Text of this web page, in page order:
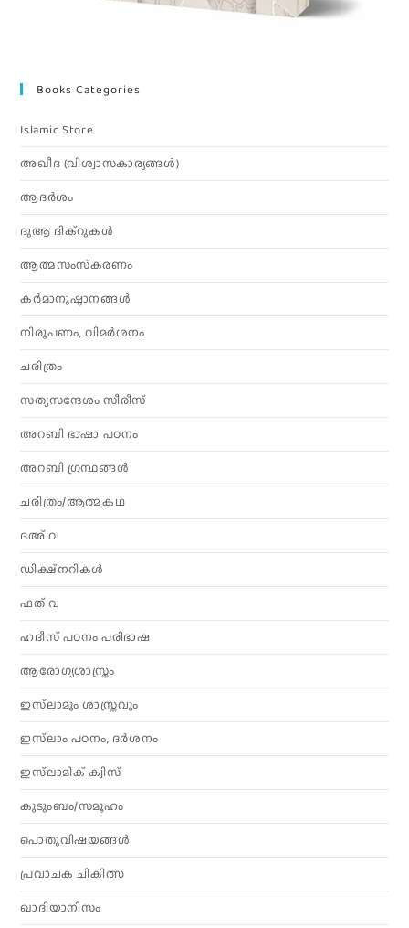
Books Categories
Islamic Store
അഖീദ (വിശ്വാസകാര്യങ്ങള്‍)
ആദര്‍ശം
ദുആ ദിക്റുകൾ
ആത്മസംസ്‌കരണം
കര്‍മാനുഷ്ഠാനങ്ങള്‍
നിരൂപണം, വിമര്‍ശനം
ചരിത്രം
സത്യസന്ദേശം സീരീസ്
അറബി ഭാഷാ പഠനം
അറബി ഗ്രന്ഥങ്ങൾ
ചരിത്രം/ആത്മകഥ
ദഅ് വ
ഡിക്ഷ്നറികൾ
ഫത് വ
ഹദീസ് പഠനം പരിഭാഷ
ആരോഗ്യശാസ്ത്രം
ഇസ്‌ലാമും ശാസ്ത്രവും
ഇസ്‌ലാം പഠനം, ദർശനം
ഇസ്‌ലാമിക് ക്വിസ്
കുടുംബം/സമൂഹം
പൊതുവിഷയങ്ങൾ
പ്രവാചക ചികിത്സ
ഖാദിയാനിസം